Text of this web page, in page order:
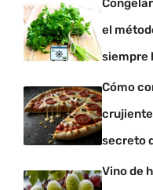
el
siempre
Cómo
crujiente
secreto
Vino de